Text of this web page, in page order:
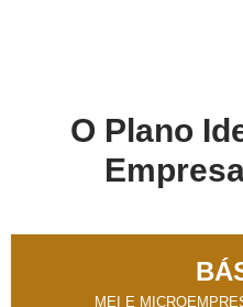
O Plano
MEI E